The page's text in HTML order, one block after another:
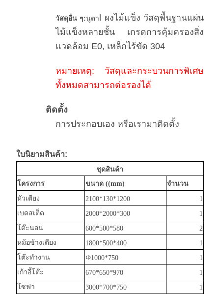
วัสดุอื่น ๆ:นูตา
l ผงไม้แข็ง วัสดุพื้นฐานแผ่น
ไม้แข็งหลายชั้น เกรดการคุ้มครองสิ่ง
แวดล้อม E0, เหล็กไร้ขัด 304
หมายเหตุ: วัสดุและกระบวนการพิเศษ
ทั้งหมดสามารถต่อรองได้
ติดตั้ง
การประกอบเอง หรือเรามาติดตั้ง
ใบนิยามสินค้า:
ชุดสินค้า
โครงการ
ขนาด ((mm)
จํานวน
หัวเตียง
2100*130*1200
1
เบดสเต็ด
2000*2000*300
1
โต๊ะนอน
600*500*580
2
หม้อข้างเตียง
1800*500*400
1
โต๊ะทํางาน
Φ1000*750
1
เก้าอี้โต๊ะ
670*650*970
1
โซฟา
3000*700*750 1